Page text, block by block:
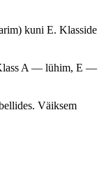
kuni E. Klasside
A — lühim, E —
Väiksem